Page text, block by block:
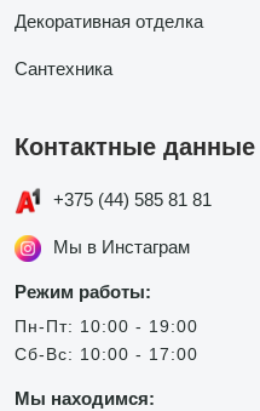
Декоративная отделка
Сантехника
Контактные данные
+375 (44) 585 81 81
Мы в Инстаграм
Режим работы:
Пн-Пт: 10:00 - 19:00
Сб-Вс: 10:00 - 17:00
Мы находимся: